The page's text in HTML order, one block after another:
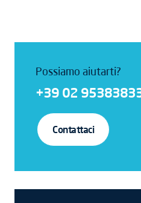
Possiamo aiutarti?
+39 02
Contattaci